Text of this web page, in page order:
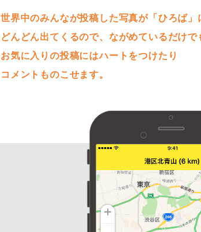
世界中のみんなが投稿した写真が「ひろば」
どんどん出てくるので、ながめているだけで
お気に入りの投稿にはハートをつけたり
コメントものこせます。